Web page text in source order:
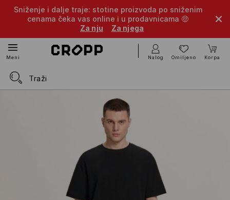
Sniženje i dalje traje: stotine proizvoda po sniženim
cenama čeka vas online i u prodavnicama 🤑
Za nju
Za njega
Meni Nalog Omiljeno Korpa